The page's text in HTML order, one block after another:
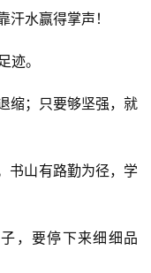
水赢得掌声！
迹。
缩；只要够坚强，就
书山有路勤为径，学
，要停下来细细品